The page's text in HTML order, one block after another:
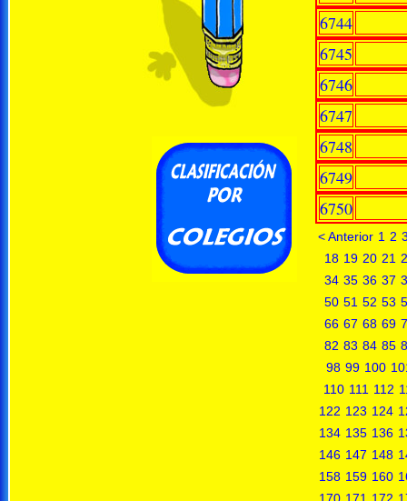
6744
6745
6746
6747
6748
6749
6750
< Anterior 1 2
18 19 20 21
34 35 36 37
50 51 52 53
66 67 68 69
82 83 84 85
98 99 100
110 111 112
122 123 124
134 135 136
146 147 148
158 159 160